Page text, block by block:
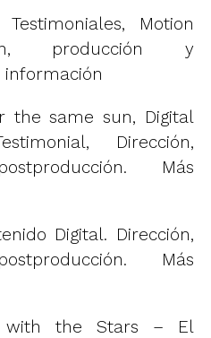
Motion
producción y
información
same sun, Digital
Dirección,
Más
Digital. Dirección,
Más
the Stars – El